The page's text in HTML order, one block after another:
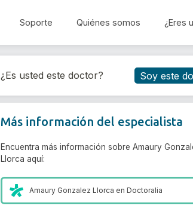
Soporte Quiénes somos ¿Eres
¿Es usted este doctor? Soy este
Más información del especialista
Encuentra más información sobre Amaury
Llorca aquí:
Amaury Gonzalez Llorca enDoctoralia